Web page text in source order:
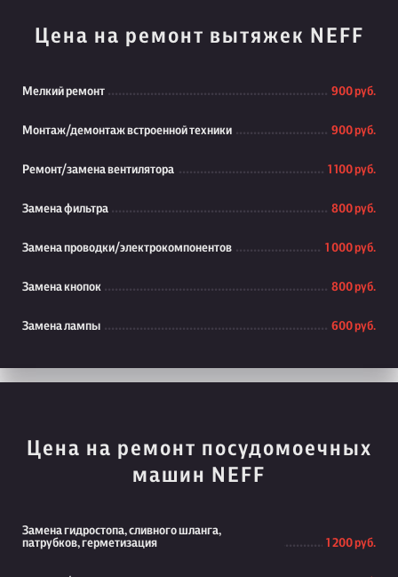
Цена на ремонт вытяжек NEFF
Мелкий ремонт 900 руб.
Монтаж/демонтаж встроенной техники 900 руб.
Ремонт/замена вентилятора 1 100 руб.
Замена фильтра 800 руб.
Замена проводки/электрокомпонентов 1 000 руб.
Замена кнопок 800 руб.
Замена лампы 600 руб.
Цена на ремонт посудомоечных
машин NEFF
Замена гидростопа, сливного шланга,
патрубков, герметизация
1 200 руб.